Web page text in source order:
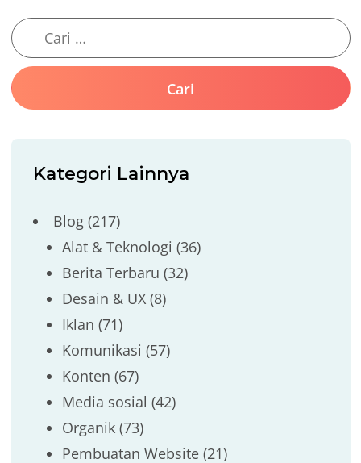
Kategori Lainnya
Blog(217)
Alat & Teknologi (36)
Berita Terbaru (32)
Desain & UX(8)
Iklan (71)
Komunikasi (57)
Konten (67)
Media sosial (42)
Organik(73)
Pembuatan Website(21)